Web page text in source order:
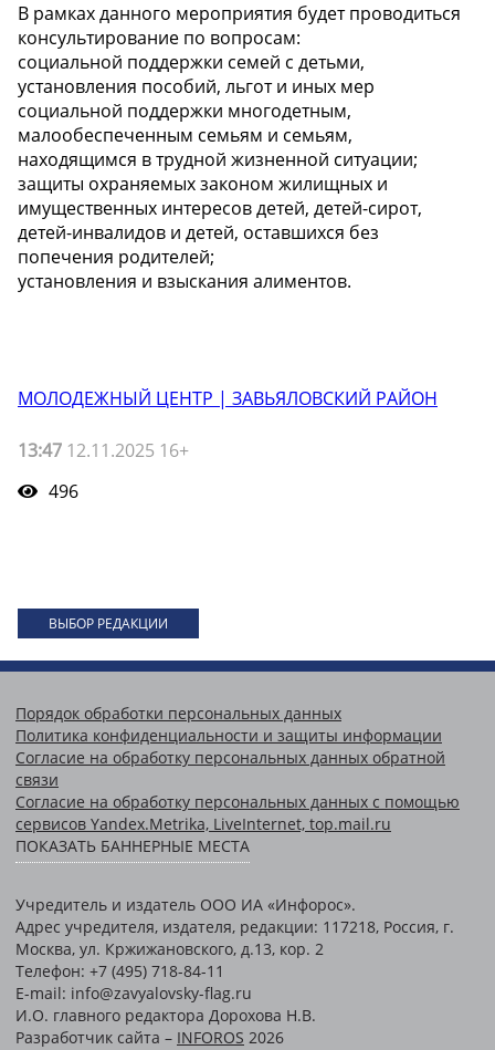
В рамках данного мероприятия будет проводиться
консультирование по вопросам:
социальной поддержки семей с детьми,
установления пособий, льгот и иных мер
социальной поддержки многодетным,
малообеспеченным семьям и семьям,
находящимся в трудной жизненной ситуации;
защиты охраняемых законом жилищных и
имущественных интересов детей, детей-сирот,
детей-инвалидов и детей, оставшихся без
попечения родителей;
установления и взыскания алиментов.
МОЛОДЕЖНЫЙ ЦЕНТР | ЗАВЬЯЛОВСКИЙ РАЙОН
13:47 12.11.2025 16+
496
ВЫБОР РЕДАКЦИИ
Порядок обработки персональных данных
Политика конфиденциальности и защиты информации
Согласие на обработку персональных данных обратной
связи
Согласие на обработку персональных данных с помощью
сервисов Yandex.Metrika, LiveInternet, top.mail.ru
ПОКАЗАТЬ БАННЕРНЫЕ МЕСТА
Учредитель и издатель ООО ИА «Инфорос».
Адрес учредителя, издателя, редакции: 117218, Россия, г.
Москва, ул. Кржижановского, д.13, кор. 2
Телефон: +7 (495) 718-84-11
E-mail: info@zavyalovsky-flag.ru
И.О. главного редактора Дорохова Н.В.
Разработчик сайта – INFOROS 2026